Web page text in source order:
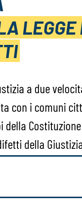
LEGGE
a due
con i comuni
della
della